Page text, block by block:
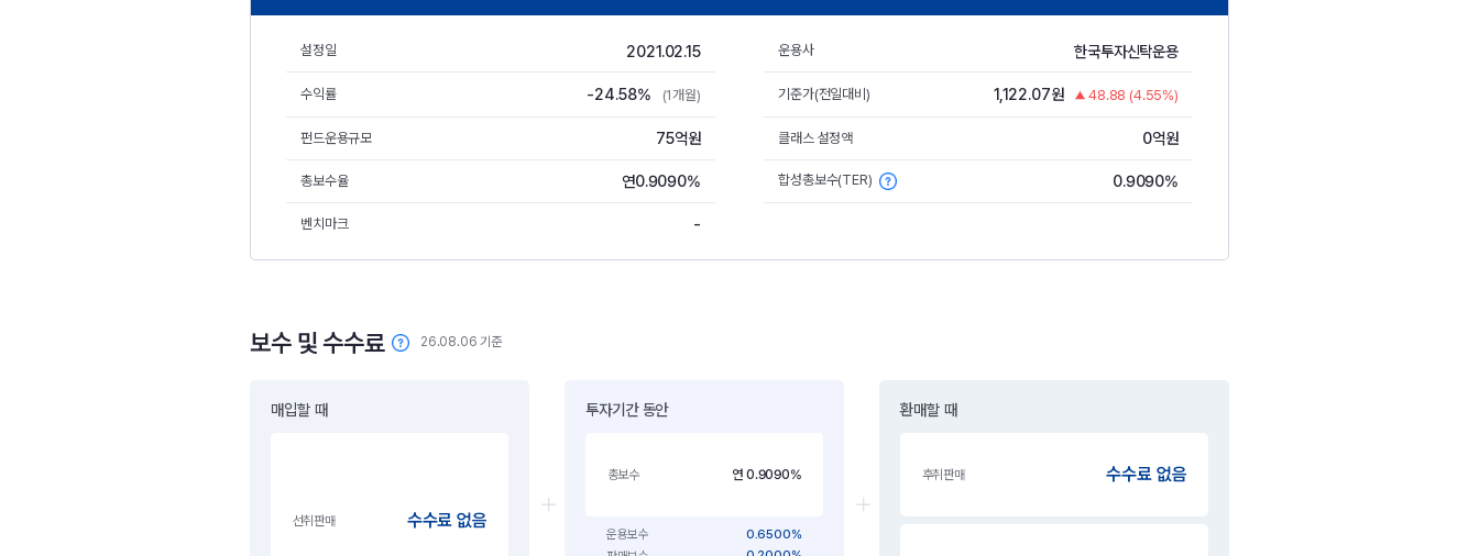
설정일 2021.02.15 운용사 한국투자신탁운용
수익률 -24.58% (1개월) 기준가(전일대비) 1,122.07원 48.88 (4.55%)
펀드운용규모 75억원 클래스 설정액 0억원
총보수율 연0.9090% 합성총보수(TER) 0.9090%
벤치마크 -
보수 및 수수료 26.08.06 기준
매입할 때
선취판매 수수료 없음
투자기간 동안
총보수 연 0.9090%
운용보수
0.6500%
환매할 때
후취판매 수수료 없음